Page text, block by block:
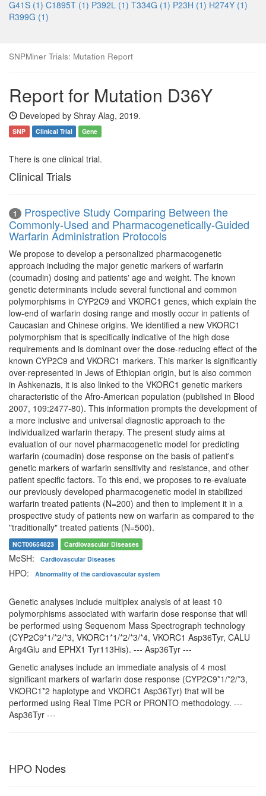
G41S (1) C1895T (1) P392L (1) T334G (1) P23H (1) H274Y (1)
R399G (1)
SNPMiner Trials: Mutation Report
Report for Mutation D36Y
Developed by Shray Alag, 2019.
SNP Clinical Trial Gene
There is one clinical trial.
Clinical Trials
1
Prospective Study Comparing Between the
Commonly-Used and Pharmacogenetically-Guided
Warfarin Administration Protocols
We propose to develop a personalized pharmacogenetic
approach including the major genetic markers of warfarin
(coumadin) dosing and patients' age and weight. The known
genetic determinants include several functional and common
polymorphisms in CYP2C9 and VKORC1 genes, which explain the
low-end of warfarin dosing range and mostly occur in patients of
Caucasian and Chinese origins. We identified a new VKORC1
polymorphism that is specifically indicative of the high dose
requirements and is dominant over the dose-reducing effect of the
known CYP2C9 and VKORC1 markers. This marker is significantly
over-represented in Jews of Ethiopian origin, but is also common
in Ashkenazis, it is also linked to the VKORC1 genetic markers
characteristic of the Afro-American population (published in Blood
2007, 109:2477-80). This information prompts the development of
a more inclusive and universal diagnostic approach to the
individualized warfarin therapy. The present study aims at
evaluation of our novel pharmacogenetic model for predicting
warfarin (coumadin) dose response on the basis of patient's
genetic markers of warfarin sensitivity and resistance, and other
patient specific factors. To this end, we proposes to re-evaluate
our previously developed pharmacogenetic model in stabilized
warfarin treated patients (N=200) and then to implement it in a
prospective study of patients new on warfarin as compared to the
"traditionally" treated patients (N=500).
NCT00654823 Cardiovascular Diseases
MeSH: Cardiovascular Diseases
HPO: Abnormality of the cardiovascular system
Genetic analyses include multiplex analysis of at least 10
polymorphisms associated with warfarin dose response that will
be performed using Sequenom Mass Spectrograph technology
(CYP2C9*1/*2/*3, VKORC1*1/*2/*3/*4, VKORC1 Asp36Tyr, CALU
Arg4Glu and EPHX1 Tyr113His). --- Asp36Tyr ---
Genetic analyses include an immediate analysis of 4 most
significant markers of warfarin dose response (CYP2C9*1/*2/*3,
VKORC1*2 haplotype and VKORC1 Asp36Tyr) that will be
performed using Real Time PCR or PRONTO methodology. ---
Asp36Tyr ---
HPO Nodes